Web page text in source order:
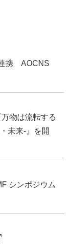
携 AOCNS
物は流転する
未来-』を開
シンポジウム